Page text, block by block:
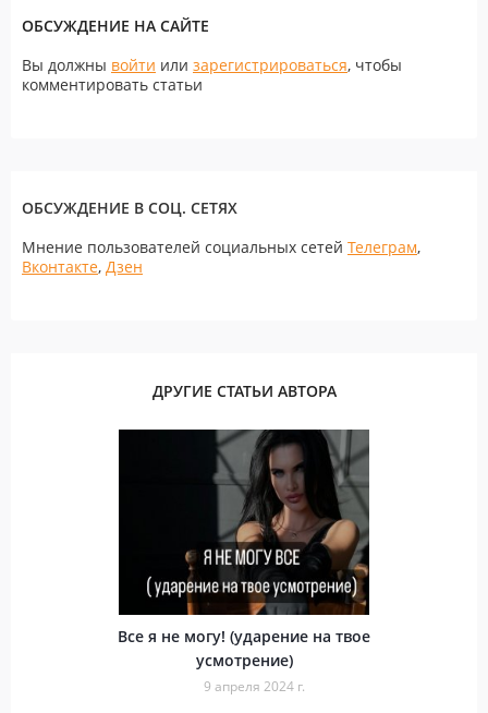
ОБСУЖДЕНИЕ НА САЙТЕ
Вы должны войти или зарегистрироваться, чтобы
комментировать статьи
ОБСУЖДЕНИЕ В СОЦ. СЕТЯХ
Мнение пользователей социальных сетей Телеграм,
Вконтакте, Дзен
ДРУГИЕ СТАТЬИ АВТОРА
Все я не могу! (ударение на твое
усмотрение)
9 апреля 2024 г.